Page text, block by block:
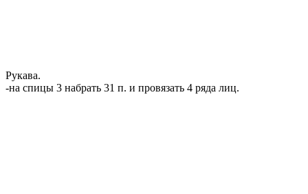
Рукава.
-на спицы 3 набрать 31 п. и провязать 4 ряда лиц.